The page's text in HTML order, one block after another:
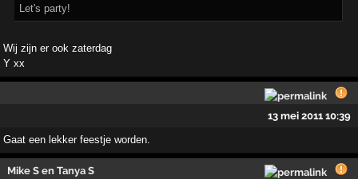
Let's party!
Wij zijn er ook zaterdag
Y xx
13 mei 2011 10:39
Gaat een lekker feestje worden.
Mike S en Tanya S